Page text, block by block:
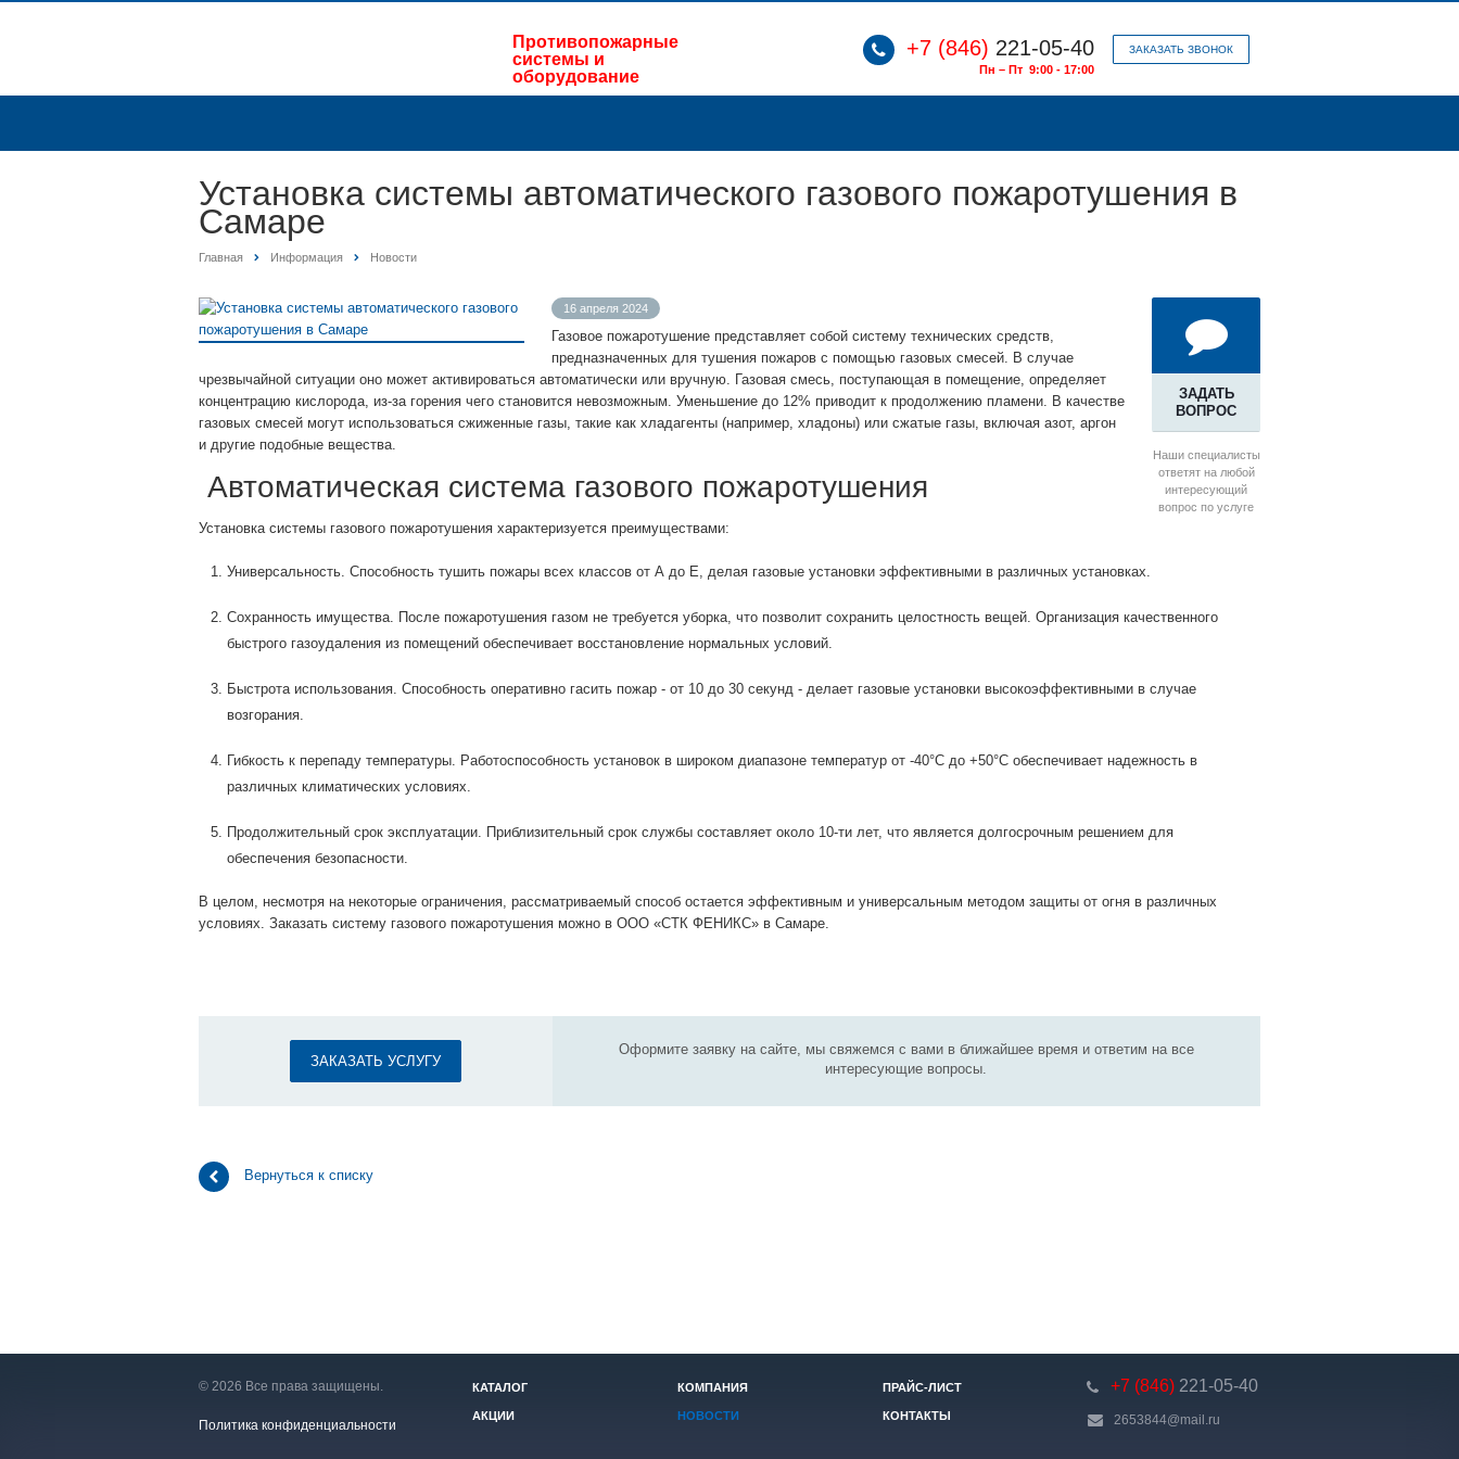
Противопожарные
системы и
оборудование
ЗАКАЗАТЬ ЗВОНОК
+7 (846) 221-05-40
Пн – Пт 9:00 - 17:00
Установка системы автоматического газового пожаротушения в
Самаре
Главная Информация Новости
ЗАДАТЬ
ВОПРОС
Наши специалисты
ответят на любой
интересующий
вопрос по услуге
16 апреля 2024
Газовое пожаротушение представляет собой систему технических средств,
предназначенных для тушения пожаров с помощью газовых смесей. В случае
чрезвычайной ситуации оно может активироваться автоматически или вручную. Газовая смесь, поступающая в помещение, определяет
концентрацию кислорода, из-за горения чего становится невозможным. Уменьшение до 12% приводит к продолжению пламени. В качестве
газовых смесей могут использоваться сжиженные газы, такие как хладагенты (например, хладоны) или сжатые газы, включая азот, аргон
и другие подобные вещества.
Автоматическая система газового пожаротушения
Установка системы газового пожаротушения характеризуется преимуществами:
Универсальность. Способность тушить пожары всех классов от А до Е, делая газовые установки эффективными в различных установках.
Сохранность имущества. После пожаротушения газом не требуется уборка, что позволит сохранить целостность вещей. Организация качественного
быстрого газоудаления из помещений обеспечивает восстановление нормальных условий.
Быстрота использования. Способность оперативно гасить пожар - от 10 до 30 секунд - делает газовые установки высокоэффективными в случае
возгорания.
Гибкость к перепаду температуры. Работоспособность установок в широком диапазоне температур от -40°С до +50°С обеспечивает надежность в
различных климатических условиях.
Продолжительный срок эксплуатации. Приблизительный срок службы составляет около 10-ти лет, что является долгосрочным решением для
обеспечения безопасности.
В целом, несмотря на некоторые ограничения, рассматриваемый способ остается эффективным и универсальным методом защиты от огня в различных
условиях. Заказать систему газового пожаротушения можно в ООО «СТК ФЕНИКС» в Самаре.
ЗАКАЗАТЬ УСЛУГУ
Оформите заявку на сайте, мы свяжемся с вами в ближайшее время и ответим на все
интересующие вопросы.
Вернуться к списку
© 2026 Все права защищены.
Политика конфиденциальности
КАТАЛОГ КОМПАНИЯ ПРАЙС-ЛИСТ
АКЦИИ НОВОСТИ КОНТАКТЫ
+7 (846) 221-05-40
2653844@mail.ru